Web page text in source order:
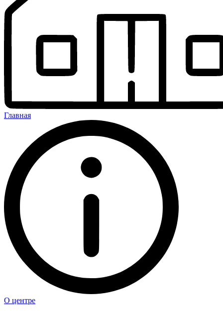
Главная
О центре